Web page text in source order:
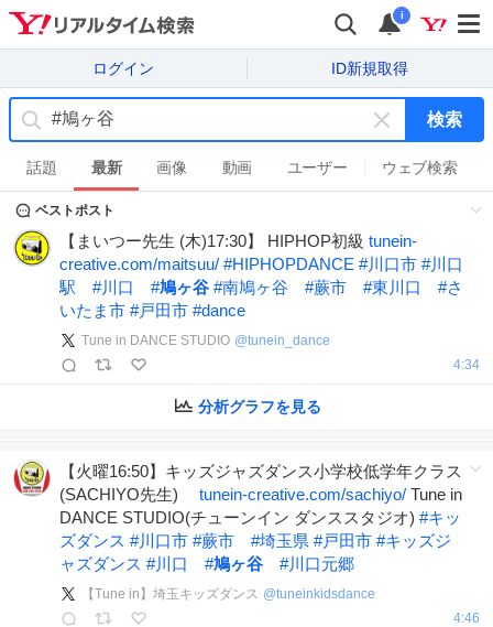
i
ログイン ID新規取得
キ
ー
ワ
ド
を
消
検索
話題 最新 画像 動画 ユーザー ウェブ検索
ベストポスト
【まいつー先生 (木)17:30】 HIPHOP初級 tunein-
creative.com/maitsuu/ #HIPHOPDANCE #川口市 #川口
駅
#川口 #鳩ヶ谷 #南鳩ヶ谷 #蕨市 #東川口 #さ
いたま市 #戸田市 #dance
Tune in DANCE STUDIO @tunein_dance
4:34
分析グラフを見る
【火曜16:50】キッズジャズダンス小学校低学年クラス
(SACHIYO先生) tunein-creative.com/sachiyo/ Tune in
DANCE STUDIO(チューンイン ダンススタジオ) #キッ
ズダンス #川口市 #蕨市 #埼玉県 #戸田市 #キッズジ
ャズダンス #川口 #鳩ヶ谷 #川口元郷
【Tune in】埼玉キッズダンス @tuneinkidsdance
4:46